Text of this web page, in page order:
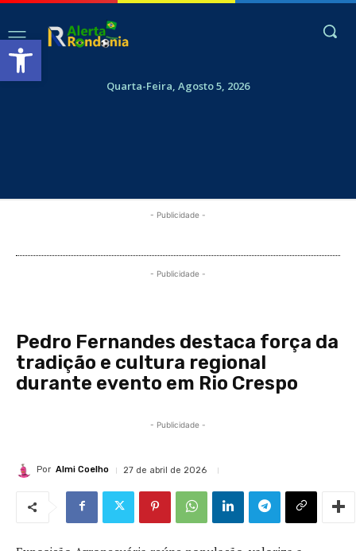
Abrir a barra de ferramentas
Quarta-Feira, Agosto 5, 2026
- Publicidade -
- Publicidade -
Pedro Fernandes destaca força da
tradição e cultura regional
durante evento em Rio Crespo
- Publicidade -
Por Almi Coelho 27 de abril de 2026